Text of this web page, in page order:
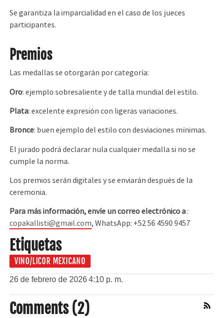
Se garantiza la imparcialidad en el caso de los jueces
participantes.
Premios
Las medallas se otorgarán por categoría:
Oro: ejemplo sobresaliente y de talla mundial del estilo.
Plata: excelente expresión con ligeras variaciones.
Bronce: buen ejemplo del estilo con desviaciones mínimas.
El jurado podrá declarar nula cualquier medalla si no se
cumple la norma.
Los premios serán digitales y se enviarán después de la
ceremonia.
Para más información, envíe un correo electrónico a:
copakallisti@gmail.com, WhatsApp: +52 56 4590 9457
Etiquetas
VINO/LICOR MEXICANO
26 de febrero de 20264:10 p. m.
Comments (2)
Comment Feed